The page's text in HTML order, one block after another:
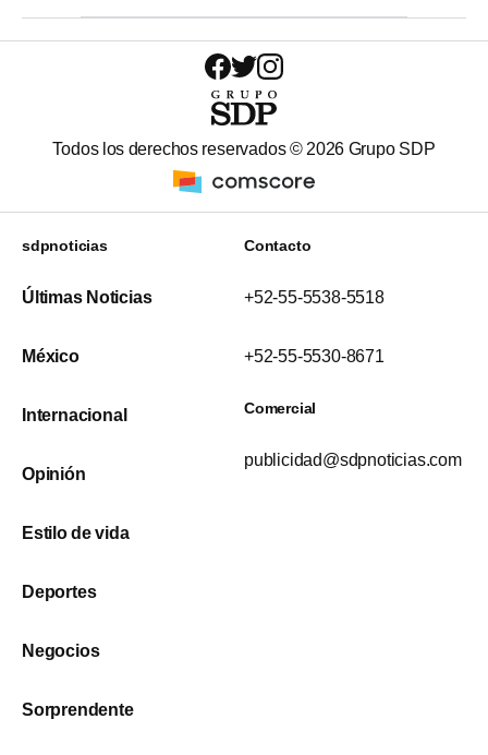
Todos los derechos reservados © 2026 Grupo SDP
sdpnoticias
Últimas Noticias
México
Internacional
Opinión
Estilo de vida
Deportes
Negocios
Sorprendente
Contacto
+52-55-5538-5518
+52-55-5530-8671
Comercial
publicidad@sdpnoticias.com